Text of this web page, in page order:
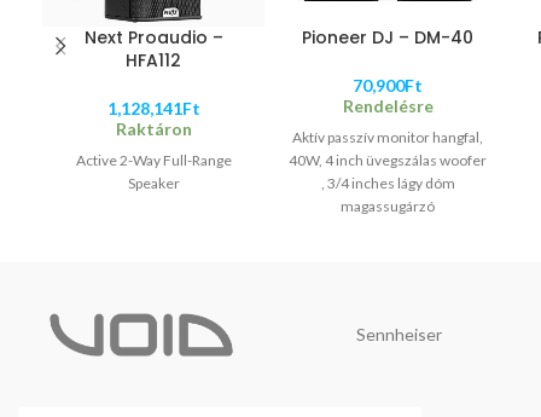
Next Proaudio –
HFA112
1,128,141Ft
Raktáron
Active 2-Way Full-Range
Speaker
Pioneer DJ – DM-40
70,900Ft
Rendelésre
Aktív passzív monitor hangfal,
40W, 4 inch üvegszálas woofer
, 3/4 inches lágy dóm
magassugárzó
Sennheiser